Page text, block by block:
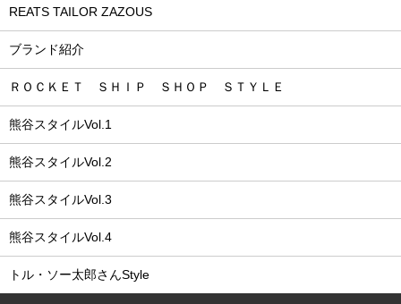
REATS TAILOR ZAZOUS
ブランド紹介
ＲＯＣＫＥＴ ＳＨＩＰ ＳＨＯＰ ＳＴＹＬＥ
熊谷スタイルVol.1
熊谷スタイルVol.2
熊谷スタイルVol.3
熊谷スタイルVol.4
トル・ソー太郎さんStyle